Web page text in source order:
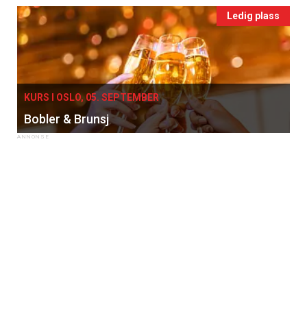
Ledig plass
KURS I OSLO, 05. SEPTEMBER
Bobler & Brunsj